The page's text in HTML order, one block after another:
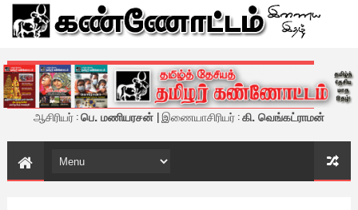
கண்ணோட்டம் - இணைய இதழ்
ஆசிரியர் :பெ. மணியரசன் | இணையாசிரியர் :கி. வெங்கட்ராமன்